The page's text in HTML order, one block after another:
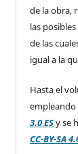
de la obra,
las
de las
igual a la
Hasta el
empleando
3.0 ESy se
CC-BY-SA